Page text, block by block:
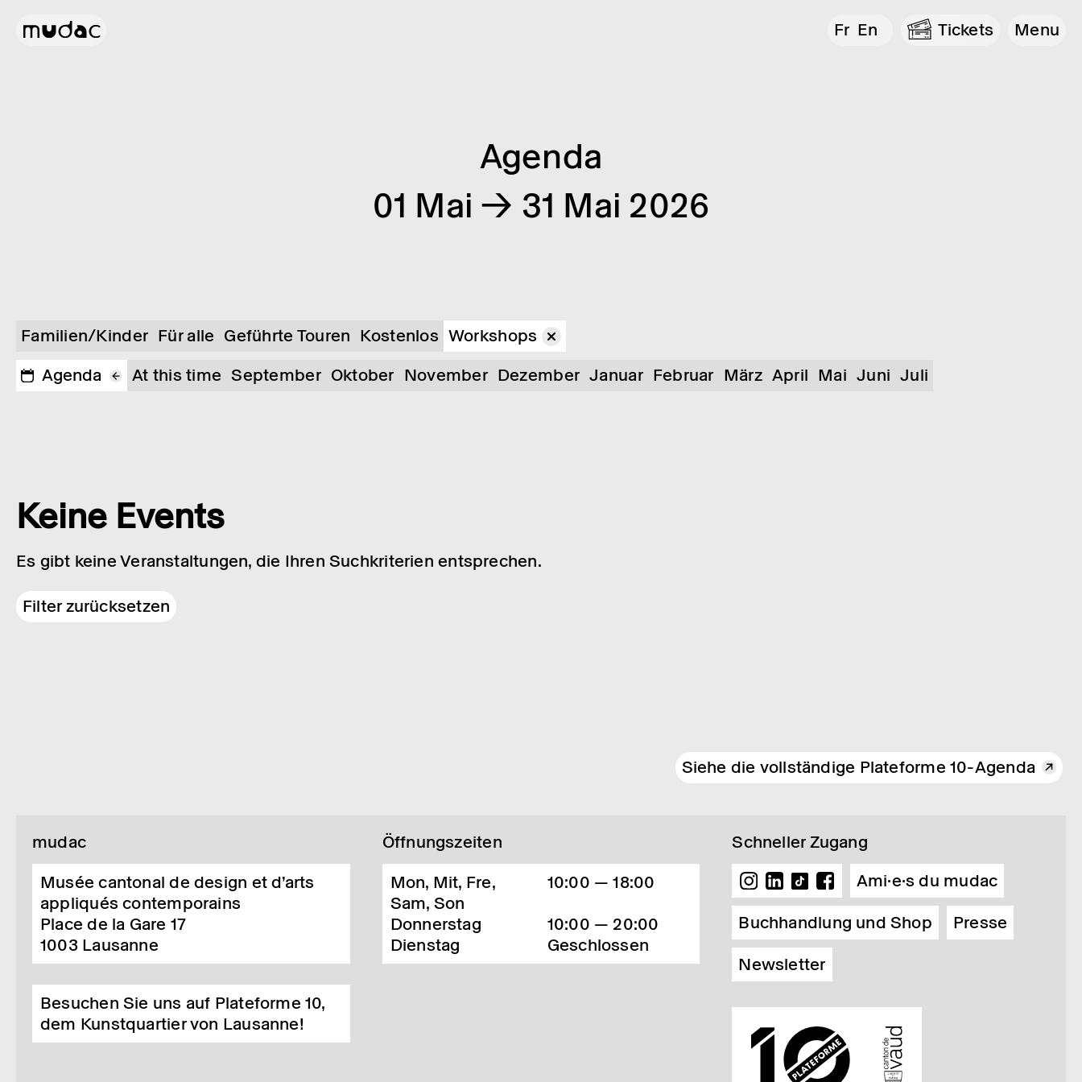
Fr En Tickets Menu
Agenda
01 Mai → 31 Mai 2026
Familien/Kinder Für alle Geführte Touren Kostenlos Workshops
Agenda
At this time September Oktober November Dezember Januar Februar März April Mai Juni Juli
Keine Events
Es gibt keine Veranstaltungen, die Ihren Suchkriterien entsprechen.
Filter zurücksetzen
Siehe die vollständige Plateforme 10-Agenda
mudac
Musée cantonal de design et d’arts
appliqués contemporains
Place de la Gare 17
1003 Lausanne
Besuchen Sie uns auf Plateforme 10,
dem Kunstquartier von Lausanne!
Öffnungszeiten
Mon, Mit, Fre,
Sam, Son
10:00 — 18:00
Donnerstag
10:00 — 20:00
Dienstag
Geschlossen
Schneller Zugang
Ami·e·s du mudac
Buchhandlung und Shop
Presse
Newsletter